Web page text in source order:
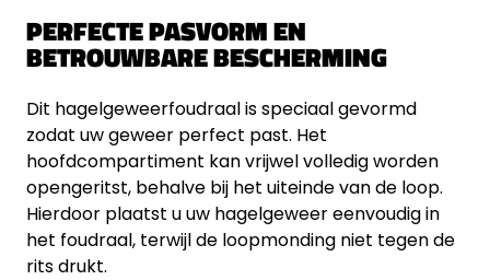
PERFECTE PASVORM EN
BETROUWBARE BESCHERMING
Dit hagelgeweerfoudraal is speciaal gevormd
zodat uw geweer perfect past. Het
hoofdcompartiment kan vrijwel volledig worden
opengeritst, behalve bij het uiteinde van de loop.
Hierdoor plaatst u uw hagelgeweer eenvoudig in
het foudraal, terwijl de loopmonding niet tegen de
rits drukt.